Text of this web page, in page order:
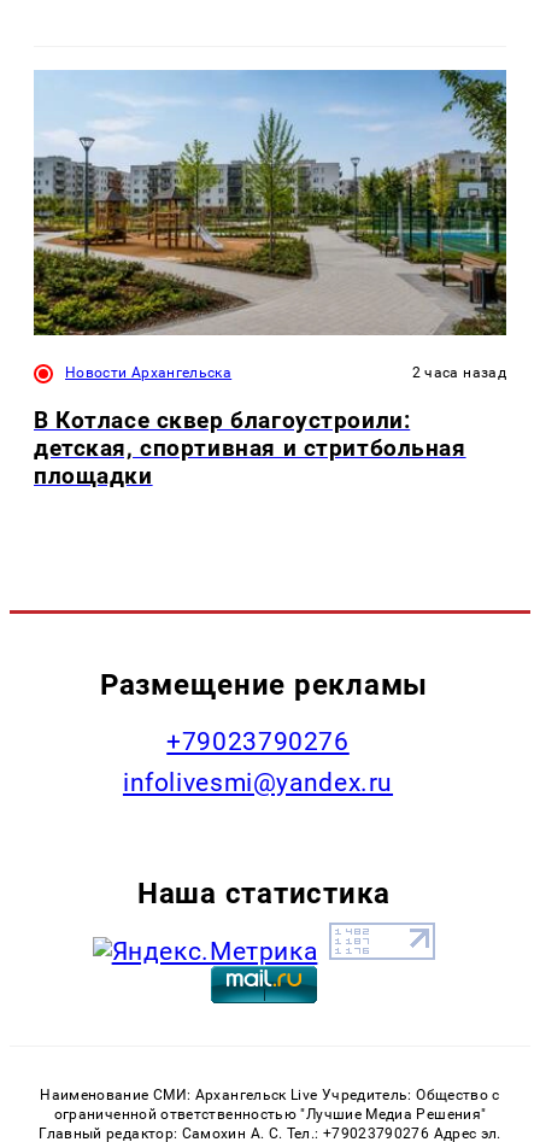
Новости Архангельска 2 часа назад
В Котласе сквер благоустроили:
детская, спортивная и стритбольная
площадки
Размещение рекламы
+79023790276
infolivesmi@yandex.ru
Наша статистика
Наименование СМИ: Архангельск Live Учредитель: Общество с
ограниченной ответственностью "Лучшие Медиа Решения"
Главный редактор: Самохин А. С. Тел.: +79023790276 Адрес эл.